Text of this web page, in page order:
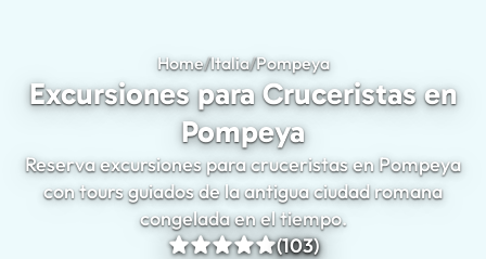
Home/Italia/PompeyaExcursiones para
Excursiones para Cruceristas en
Pompeya
Reserva excursiones para cruceristas en Pompeya
con tours guiados de la antigua ciudad romana
congelada en el tiempo.
(103)